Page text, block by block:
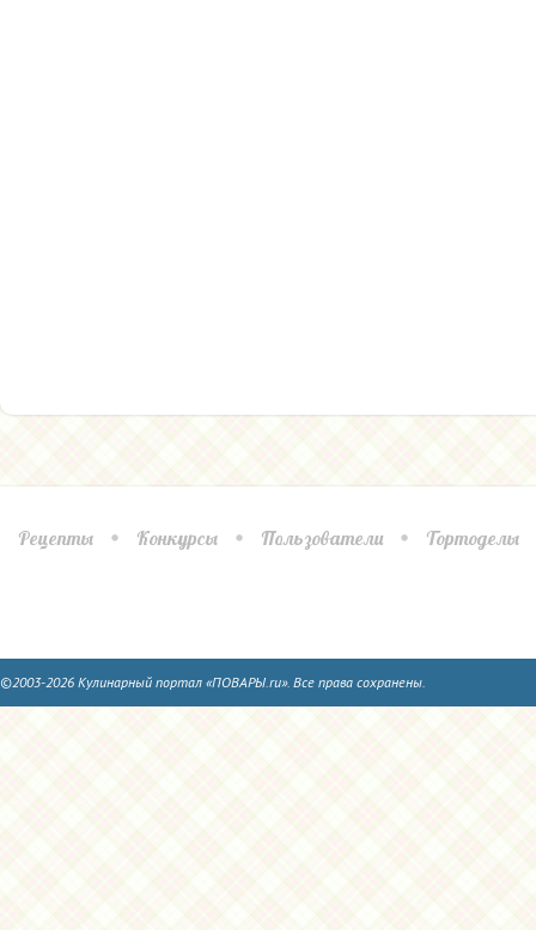
Рецепты Конкурсы Пользователи Тортоделы
©2003-2026 Кулинарный портал «ПОВАРЫ.ru». Все права сохранены.